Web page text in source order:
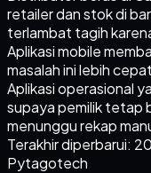
retailer dan stok di
terlambat tagih
Aplikasi mobile
masalah ini lebih
Aplikasi operasional
supaya pemilik tetap
menunggu rekap
Terakhir diperbarui:
Pytagotech